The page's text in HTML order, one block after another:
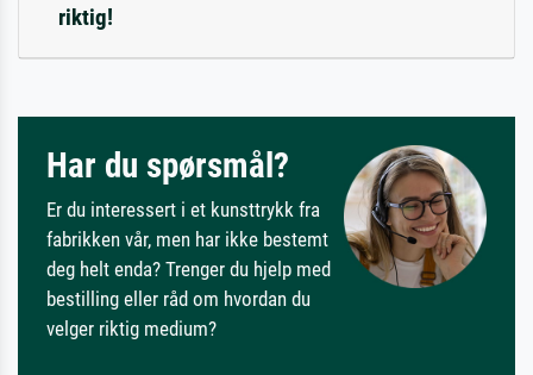
riktig!
Har du spørsmål?
Er du interessert i et kunsttrykk fra
fabrikken vår, men har ikke bestemt
deg helt enda? Trenger du hjelp med
bestilling eller råd om hvordan du
velger riktig medium?